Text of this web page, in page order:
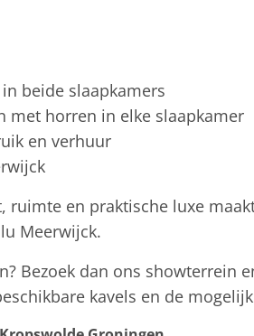
beide slaapkamers
met horren in elke slaapkamer
en verhuur
en praktische luxe
Meerwijck.
Bezoek dan ons showterrein
kavels en de